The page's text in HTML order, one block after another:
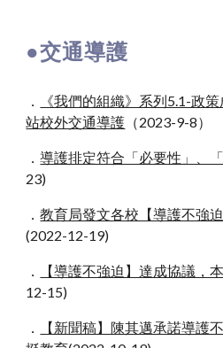
●交通導護
．
《我們的組織》系列5.1-政
站校外交通導護 （2023-9-8）
．導護排定符合「必要性」、
23)
．教育局發文各校【導護不強
(2022-12-19)
． 【導護不強迫】達成協議，
12-15)
．
【新聞稿】陳其邁承諾導護